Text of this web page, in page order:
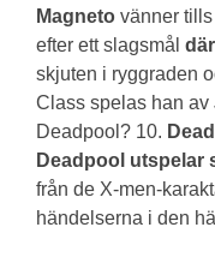
Magneto vänner
efter ett slagsmål
skjuten i ryggraden
Class spelas han av
Deadpool? 10.
Deadpool utspelar
från de X-men-
händelserna i den